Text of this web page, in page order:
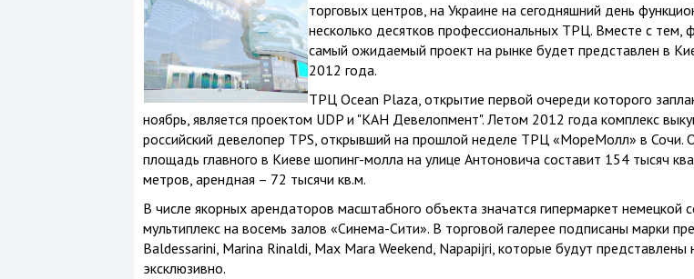
торговых центров, на Украине на сегодняшний день
несколько десятков профессиональных ТРЦ. Вместе с тем,
самый ожидаемый проект на рынке будет представлен в
2012 года.
ТРЦ Ocean Plaza, открытие первой очереди которого
ноябрь, является проектом UDP и "КАН Девелопмент". Летом 2012 года комплекс
российский девелопер TPS, открывший на прошлой неделе ТРЦ «МореМолл» в Сочи.
площадь главного в Киеве шопинг-молла на улице Антоновича составит 154 тысяч
метров, арендная – 72 тысячи кв.м.
В числе якорных арендаторов масштабного объекта значатся гипермаркет немецкой
мультиплекс на восемь залов «Синема-Сити». В торговой галерее подписаны марки
Baldessarini, Marina Rinaldi, Max Mara Weekend, Napapijri, которые будут представлены
эксклюзивно.